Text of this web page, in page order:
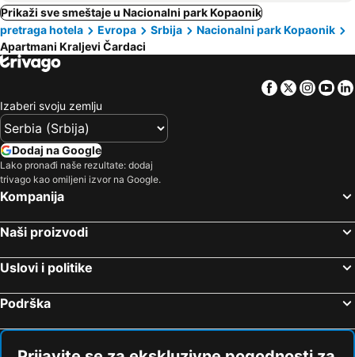
Prikaži sve smeštaje u Nacionalni park Kopaonik
pretraga hotela
Evropa Srbija
Nacionalni park Kopaonik
Apartmani Kraljevi Čardaci
Facebook
Twitter
Izaberi svoju zemlju
Dodaj na Google
Lako pronađi naše rezultate: dodaj
trivago kao omiljeni izvor na Google.
Kompanija
Naši proizvodi
Uslovi i politike
Podrška